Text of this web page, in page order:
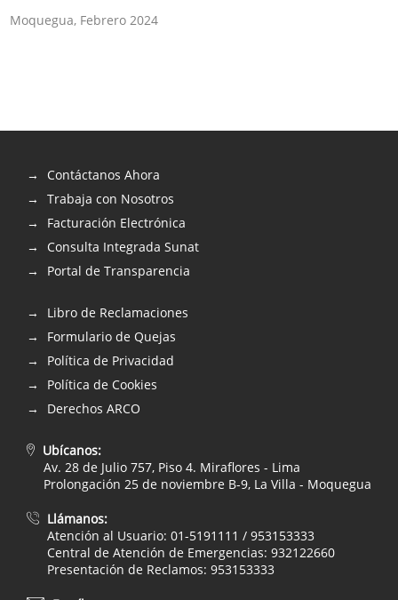
Moquegua, Febrero 2024
Contáctanos Ahora
Trabaja con Nosotros
Facturación Electrónica
Consulta Integrada Sunat
Portal de Transparencia
Libro de Reclamaciones
Formulario de Quejas
Política de Privacidad
Política de Cookies
Derechos ARCO
Ubícanos:
Av. 28 de Julio 757, Piso 4. Miraflores - Lima
Prolongación 25 de noviembre B-9, La Villa - Moquegua
Llámanos:
Atención al Usuario: 01-5191111 / 953153333
Central de Atención de Emergencias: 932122660
Presentación de Reclamos: 953153333